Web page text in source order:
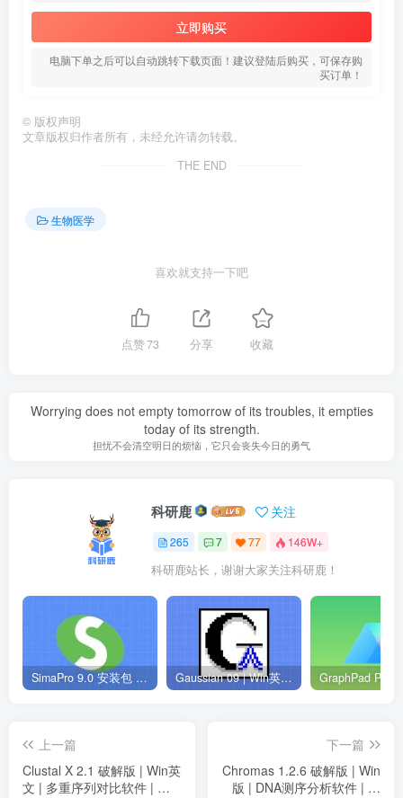
立即购买
电脑下单之后可以自动跳转下载页面！建议登陆后购买，可保存购
买订单！
© 版权声明
文章版权归作者所有，未经允许请勿转载。
THE END
生物医学
喜欢就支持一下吧
点赞73 分享 收藏
Worrying does not empty tomorrow of its troubles, it empties
today of its strength.
担忧不会清空明日的烦恼，它只会丧失今日的勇气
科研鹿 关注
265 7 77 146W+
科研鹿站长，谢谢大家关注科研鹿！
SimaPro 9.0 安装包 | Win英文版 | 生命周期评估软件 | 安装教程 Gaussian 09 | Win英文版 | 量子化学软件 | 安装教程
上一篇
Clustal X 2.1 破解版 | Win英
文 | 多重序列对比软件 | 安
下一篇
Chromas 1.2.6 破解版 | Win
版 | DNA测序分析软件 | 安